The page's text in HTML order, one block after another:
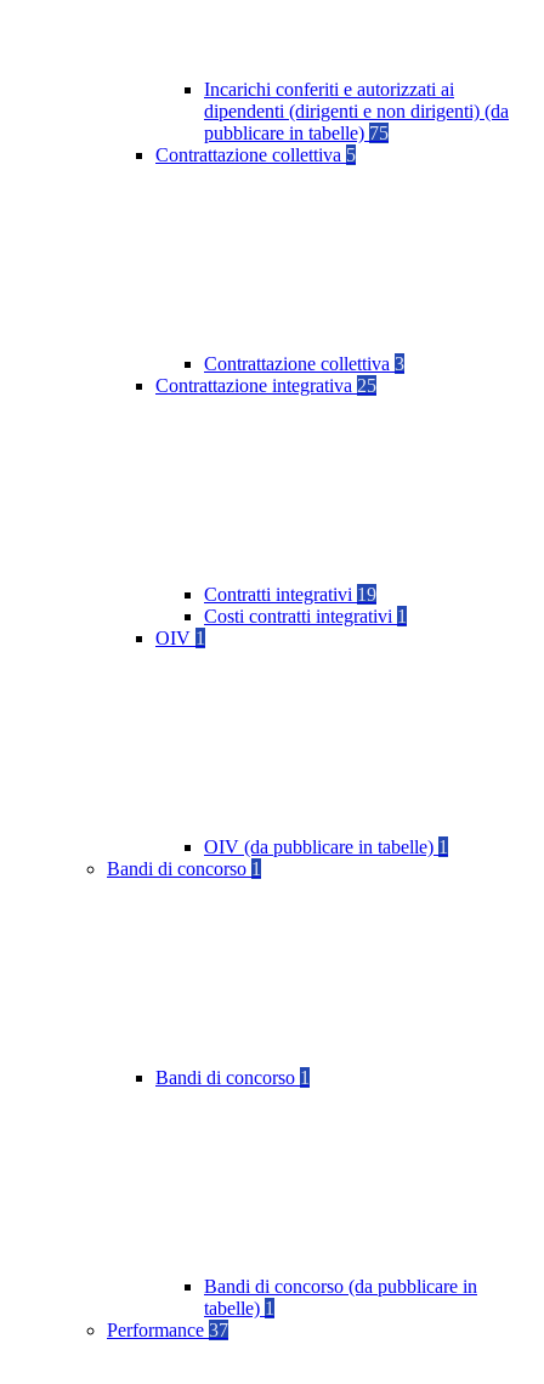
Incarichi conferiti e autorizzati ai
dipendenti (dirigenti e non dirigenti) (da
pubblicare in tabelle) 75
Contrattazione collettiva 5
Contrattazione collettiva 3
Contrattazione integrativa 25
Contratti integrativi 19
Costi contratti integrativi 1
OIV 1
OIV (da pubblicare in tabelle) 1
Bandi di concorso 1
Bandi di concorso 1
Bandi di concorso (da pubblicare in
tabelle) 1
Performance 37